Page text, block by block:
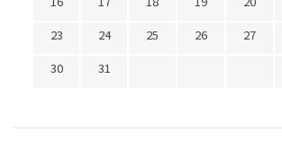
23
24 25 26 27
30
31